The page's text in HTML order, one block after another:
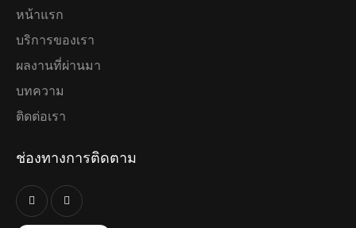
หน้าแรก
บริการของเรา
ผลงานที่ผ่านมา
บทความ
ติดต่อเรา
ช่องทางการติดตาม